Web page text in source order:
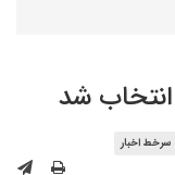
شد
سرخط اخبار